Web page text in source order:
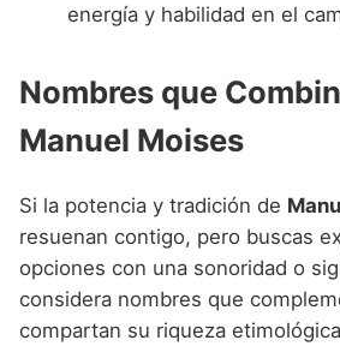
energía y habilidad en el
Nombres que
Manuel Moises
Si la potencia y tradición de
resuenan contigo, pero buscas
opciones con una sonoridad o
considera nombres que
compartan su riqueza